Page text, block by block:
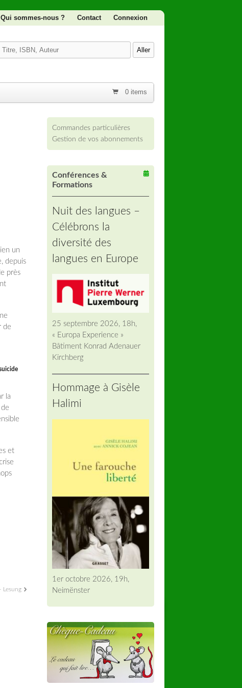
Qui sommes-nous ? Contact Connexion
0 items
un
depuis
près
de
la
et
Lesung
Commandes particulières
Gestion de vos abonnements
Conférences &
Formations
Nuit des langues –
Célébrons la
diversité des
langues en Europe
25 septembre 2026, 18h,
« Europa Experience »
Bâtiment Konrad Adenauer
Kirchberg
Hommage à Gisèle
Halimi
1er octobre 2026, 19h,
Neimënster